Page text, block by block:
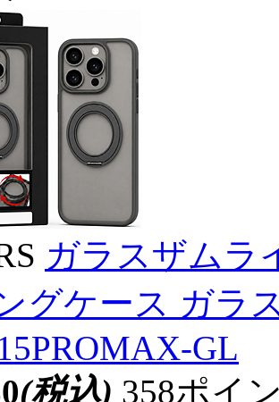
ガラスザムラ
グケース ガラ
GL
(税込) 358ポイ